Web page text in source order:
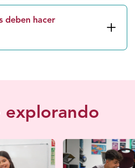
deben hacer
explorando